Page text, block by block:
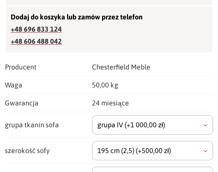
Dodaj do koszyka lub zamów przez telefon
+48 696 833 124
+48 606 488 042
Producent Chesterfield Meble
Waga 50,00 kg
Gwarancja 24 miesiące
grupa tkanin sofa grupa IV(+1 000,00 zł)
szerokość sofy 195 cm(2,5)(+500,00 zł)